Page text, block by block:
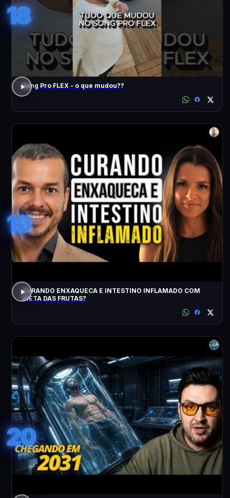
18
Song Pro FLEX - o que mudou??
19
CURANDO ENXAQUECA E INTESTINO INFLAMADO COM
DIETA DAS FRUTAS?
20